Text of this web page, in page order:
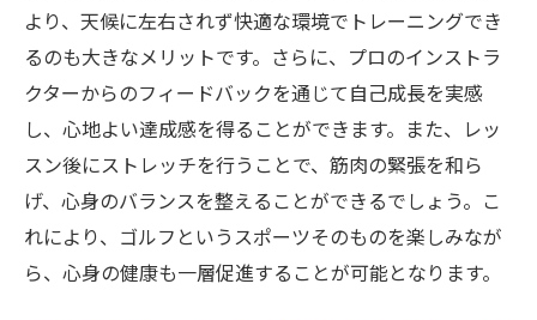
ゴルフを通じたストレス解消法の提案
健康維持に役立つゴルフレッスンのポイン
ト
個々に合わせたゴルフレッスンで技術向上を実
現
パーソナライズされたレッスンの重要性
個別対応のゴルフレッスンで得られる効果
より、天候に左右されず快適な環境でトレーニングでき
るのも大きなメリットです。さらに、プロのインストラ
クターからのフィードバックを通じて自己成長を実感
し、心地よい達成感を得ることができます。また、レッ
スン後にストレッチを行うことで、筋肉の緊張を和ら
げ、心身のバランスを整えることができるでしょう。こ
れにより、ゴルフというスポーツそのものを楽しみなが
ら、心身の健康も一層促進することが可能となります。